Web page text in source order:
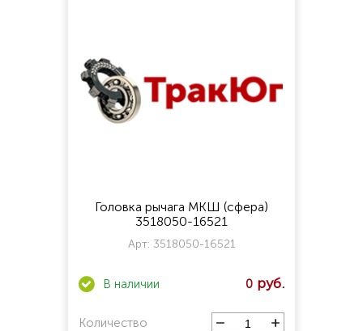
Головка рычага МКШ (сфера)
3518050-16521
Арт: 3518050-16521
0
Количество